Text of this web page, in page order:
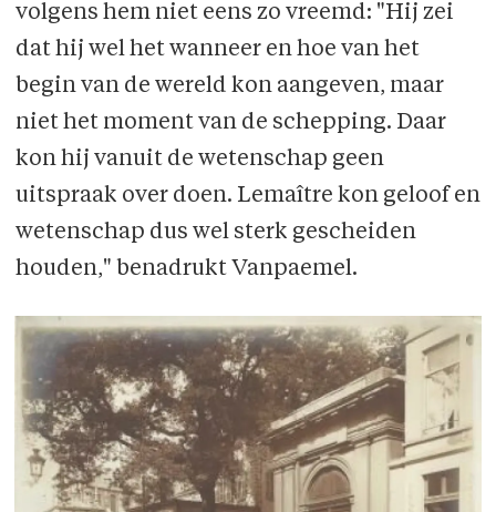
volgens hem niet eens zo vreemd: "Hij zei
dat hij wel het wanneer en hoe van het
begin van de wereld kon aangeven, maar
niet het moment van de schepping. Daar
kon hij vanuit de wetenschap geen
uitspraak over doen. Lemaître kon geloof en
wetenschap dus wel sterk gescheiden
houden," benadrukt Vanpaemel.